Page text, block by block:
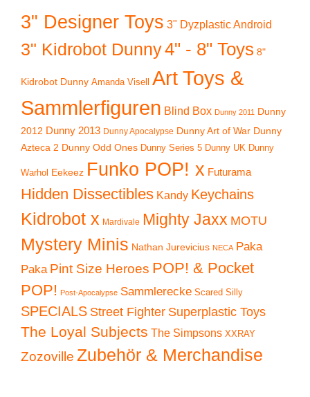
3" Designer Toys 3" Dyzplastic Android
3" Kidrobot Dunny4" - 8" Toys 8"
Kidrobot Dunny Amanda Visell
Art Toys &
Sammlerfiguren Blind Box Dunny 2011
Dunny
2012 Dunny 2013 Dunny Apocalypse Dunny Art of War Dunny
Azteca 2 Dunny Odd Ones Dunny Series 5 Dunny UK Dunny
Warhol Eekeez Funko POP! x Futurama
Hidden Dissectibles Kandy Keychains
Kidrobot x Mardivale Mighty Jaxx MOTU
Mystery Minis Nathan Jurevicius NECA Paka
Paka Pint Size Heroes POP! & Pocket
POP! Post-Apocalypse Sammlerecke Scared Silly
SPECIALS Street Fighter Superplastic Toys
The Loyal Subjects The Simpsons XXRAY
Zozoville Zubehör & Merchandise